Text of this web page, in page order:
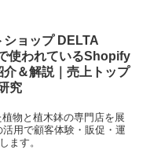
ショップ DELTA
使われているShopify
介＆解説｜売上トップ
究
物と植木鉢の専門店を展
用で顧客体験・販促・運
ます。